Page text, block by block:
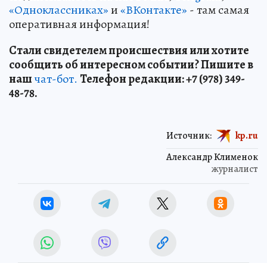
«Одноклассниках»и«ВКонтакте» - там самая
оперативная информация!
Стали свидетелем происшествия или хотите
сообщить об интересном событии? Пишите в
нашчат-бот. Телефон редакции: +7 (978) 349-
48-78.
Александр Клименок
журналист
Источник: kp.ru